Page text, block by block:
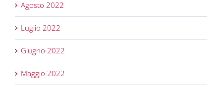
Agosto 2022
Luglio 2022
Giugno 2022
Maggio 2022